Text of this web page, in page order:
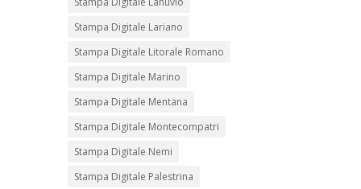
Stampa Digitale Lariano
Stampa Digitale Litorale Romano
Stampa Digitale Marino
Stampa Digitale Mentana
Stampa Digitale Montecompatri
Stampa Digitale Nemi
Stampa Digitale Palestrina